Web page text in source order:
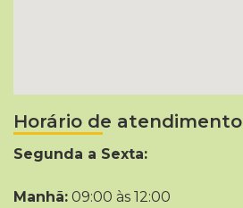
Horário de atendimento
Segunda a Sexta:
Manhã: 09:00 às 12:00